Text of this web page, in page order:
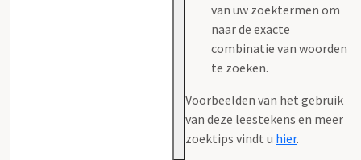
van uw zoektermen om
naar de exacte
combinatie van woorden
te zoeken.
Voorbeelden van het gebruik
van deze leestekens en meer
zoektips vindt u hier.